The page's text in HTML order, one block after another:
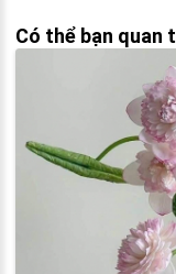
Có thể bạn quan